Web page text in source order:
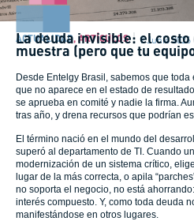
ACTUALIDAD ARTÍCULOS 9 Junio 2026
La deuda invisible: el costo
muestra (pero que tu
Desde Entelgy Brasil, sabemos que toda
que no aparece en el estado de
se aprueba en comité y nadie la firma.
tras año, y drena recursos que podrían
El término nació en el mundo del
superó al departamento de TI. Cuando
modernización de un sistema crítico,
lugar de la más correcta, o apila
no soporta el negocio, no está
interés compuesto. Y, como toda deuda
manifestándose en otros lugares.